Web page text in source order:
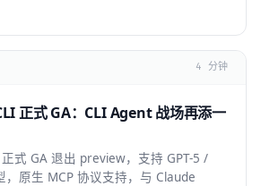
4 分钟
正式 GA：CLI Agent 战场再添一
式 GA 退出 preview，支持 GPT-5 /
，原生 MCP 协议支持，与 Claude